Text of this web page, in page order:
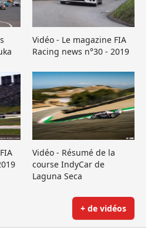
Vidéo - Le magazine FIA
Racing news n°30 - 2019
Vidéo - Résumé de la
course IndyCar de
Laguna Seca
+ de vidéos